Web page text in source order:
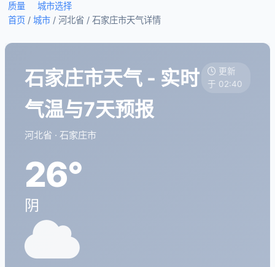
质量
城市选择
首页 / 城市 / 河北省 / 石家庄市天气详情
石家庄市天气 - 实时
气温与7天预报
河北省 · 石家庄市
更新
于 02:40
26°
阴